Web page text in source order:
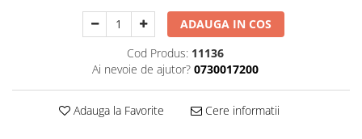
ADAUGA IN COS
Cod Produs: 11136
Ai nevoie de ajutor? 0730017200
Adauga la Favorite Cere informatii